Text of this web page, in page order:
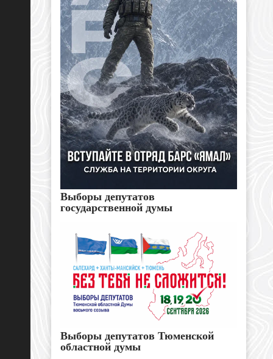
Выборы депутатов
государственной думы
Выборы депутатов Тюменской
областной думы